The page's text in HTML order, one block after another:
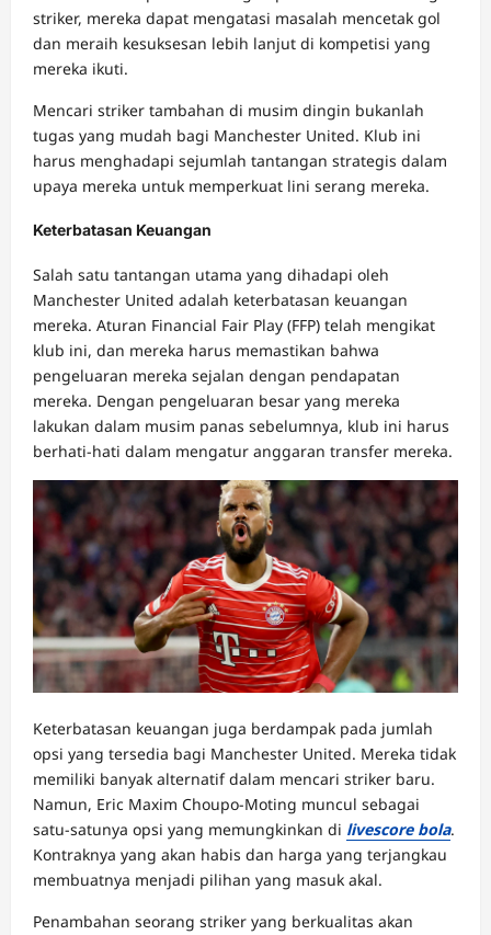
striker, mereka dapat mengatasi masalah mencetak gol
dan meraih kesuksesan lebih lanjut di kompetisi yang
mereka ikuti.
Mencari striker tambahan di musim dingin bukanlah
tugas yang mudah bagi Manchester United. Klub ini
harus menghadapi sejumlah tantangan strategis dalam
upaya mereka untuk memperkuat lini serang mereka.
Keterbatasan Keuangan
Salah satu tantangan utama yang dihadapi oleh
Manchester United adalah keterbatasan keuangan
mereka. Aturan Financial Fair Play (FFP) telah mengikat
klub ini, dan mereka harus memastikan bahwa
pengeluaran mereka sejalan dengan pendapatan
mereka. Dengan pengeluaran besar yang mereka
lakukan dalam musim panas sebelumnya, klub ini harus
berhati-hati dalam mengatur anggaran transfer mereka.
Keterbatasan keuangan juga berdampak pada jumlah
opsi yang tersedia bagi Manchester United. Mereka tidak
memiliki banyak alternatif dalam mencari striker baru.
Namun, Eric Maxim Choupo-Moting muncul sebagai
satu-satunya opsi yang memungkinkan di livescore bola.
Kontraknya yang akan habis dan harga yang terjangkau
membuatnya menjadi pilihan yang masuk akal.
Penambahan seorang striker yang berkualitas akan